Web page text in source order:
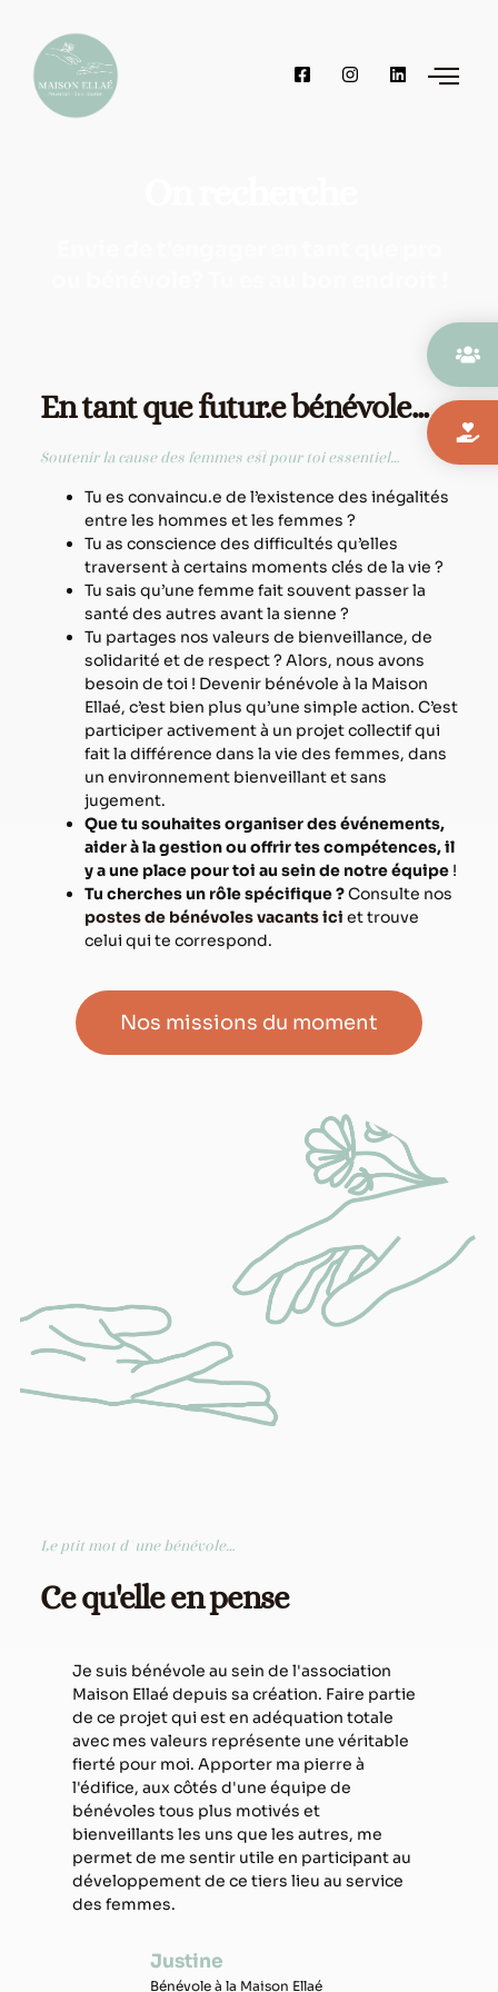
En tant que futur.e bénévole...
Soutenir la cause des femmes est pour toi essentiel...
Tu es convaincu.e de l’existence des inégalités
entre les hommes et les femmes ?
Tu as conscience des difficultés qu’elles
traversent à certains moments clés de la vie ?
Tu sais qu’une femme fait souvent passer la
santé des autres avant la sienne ?
Tu partages nos valeurs de bienveillance, de
solidarité et de respect ? Alors, nous avons
besoin de toi ! Devenir bénévole à la Maison
Ellaé, c’est bien plus qu’une simple action. C’est
participer activement à un projet collectif qui
fait la différence dans la vie des femmes, dans
un environnement bienveillant et sans
jugement.
Que tu souhaites organiser des événements,
aider à la gestion ou offrir tes compétences, il
y a une place pour toi au sein de notre équipe !
Tu cherches un rôle spécifique ?Consulte nos
postes de bénévoles vacants ici et trouve
celui qui te correspond.
Nos missions du moment
Le ptit mot d'une bénévole...
Ce qu'elle en pense
Je suis bénévole au sein de l'association
Maison Ellaé depuis sa création. Faire partie
de ce projet qui est en adéquation totale
avec mes valeurs représente une véritable
fierté pour moi. Apporter ma pierre à
l'édifice, aux côtés d'une équipe de
bénévoles tous plus motivés et
bienveillants les uns que les autres, me
permet de me sentir utile en participant au
développement de ce tiers lieu au service
des femmes.
Justine
Bénévole à la Maison Ellaé